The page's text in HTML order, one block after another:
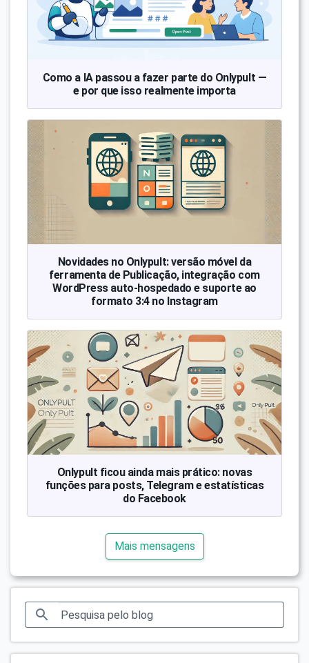
Como a IA passou a fazer parte do Onlypult —
e por que isso realmente importa
Novidades no Onlypult: versão móvel da
ferramenta de Publicação, integração com
WordPress auto-hospedado e suporte ao
formato 3:4 no Instagram
Onlypult ficou ainda mais prático: novas
funções para posts, Telegram e estatísticas
do Facebook
Mais mensagens